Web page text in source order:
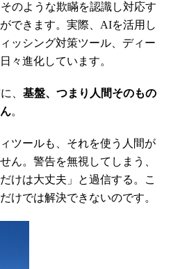
のような欺瞞を認識し対応す
できます。実際、AIを活用し
ッシング対策ツール、ディー
々進化しています。
、 基盤、つまり人間そのもの
。
ツールも、それを使う人間が
ん。警告を無視してしまう、
けは大丈夫」と過信する。こ
けでは解決できないのです。